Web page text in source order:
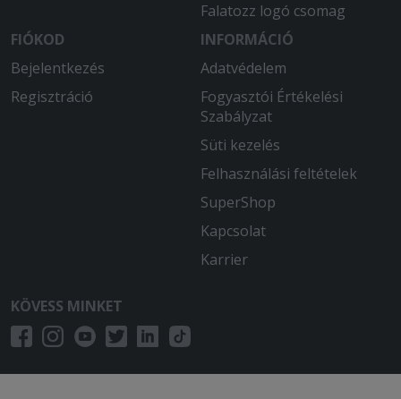
Falatozz logó csomag
FIÓKOD
Bejelentkezés
Regisztráció
INFORMÁCIÓ
Adatvédelem
Fogyasztói Értékelési
Szabályzat
Süti kezelés
Felhasználási feltételek
SuperShop
Kapcsolat
Karrier
KÖVESS MINKET